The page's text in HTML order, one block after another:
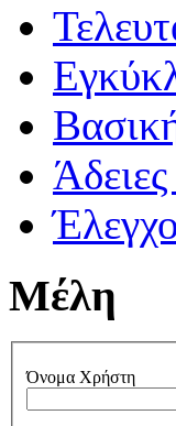
Μέλη
Όνομα Χρήστη